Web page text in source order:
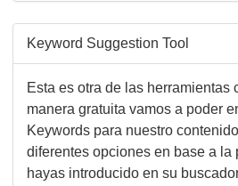
Keyword Suggestion Tool
Esta es otra de las herramientas
manera gratuita vamos a poder
Keywords para nuestro
diferentes opciones en base a la
hayas introducido en su